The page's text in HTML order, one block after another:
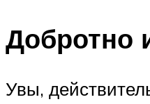
Добротно
Увы,